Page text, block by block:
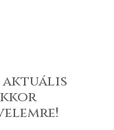
aktuális